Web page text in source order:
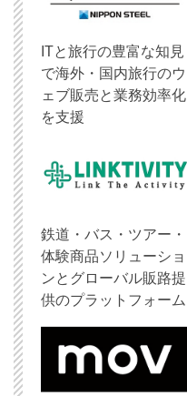
ITと旅行の豊富な知見
で海外・国内旅行のウ
ェブ販売と業務効率化
を支援
鉄道・バス・ツアー・
体験商品ソリューショ
ンとグローバル販路提
供のプラットフォーム